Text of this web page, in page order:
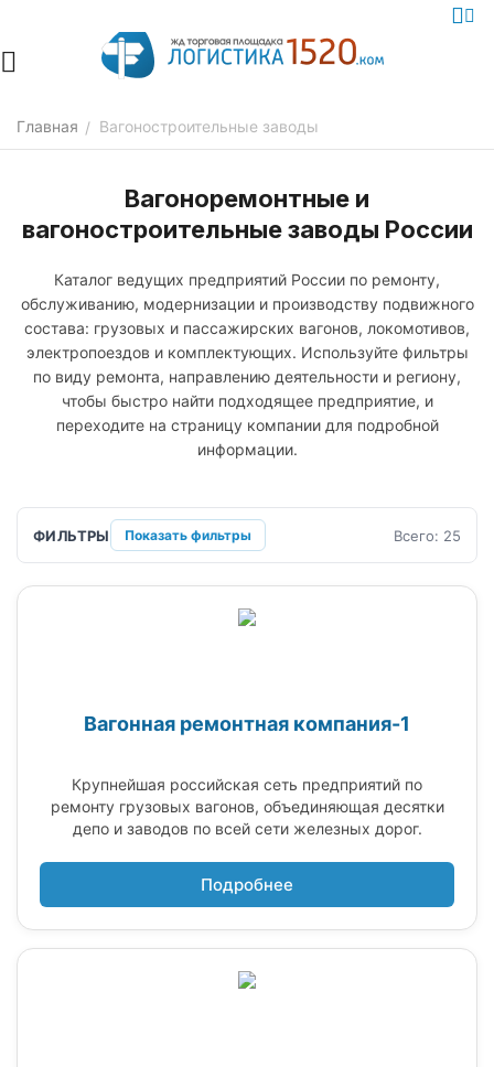
Главная / Вагоностроительные заводы
Вагоноремонтные и
вагоностроительные заводы России
Каталог ведущих предприятий России по ремонту,
обслуживанию, модернизации и производству подвижного
состава: грузовых и пассажирских вагонов, локомотивов,
электропоездов и комплектующих. Используйте фильтры
по виду ремонта, направлению деятельности и региону,
чтобы быстро найти подходящее предприятие, и
переходите на страницу компании для подробной
информации.
ФИЛЬТРЫ Показать фильтры Всего: 25
Вагонная ремонтная компания-1
Крупнейшая российская сеть предприятий по
ремонту грузовых вагонов, объединяющая десятки
депо и заводов по всей сети железных дорог.
Подробнее